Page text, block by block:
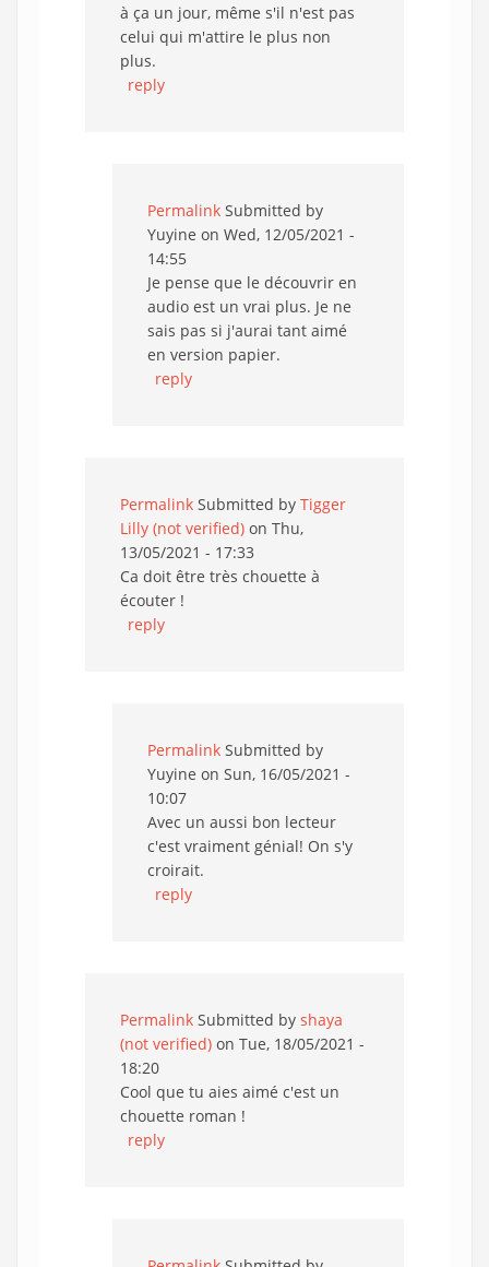
à ça un jour, même s'il n'est pas
celui qui m'attire le plus non
plus.
reply
Permalink Submitted by
Yuyine on Wed, 12/05/2021 -
14:55
Je pense que le découvrir en
audio est un vrai plus. Je ne
sais pas si j'aurai tant aimé
en version papier.
reply
Permalink Submitted by Tigger
Lilly (not verified) on Thu,
13/05/2021 - 17:33
Ca doit être très chouette à
écouter !
reply
Permalink Submitted by
Yuyine on Sun, 16/05/2021 -
10:07
Avec un aussi bon lecteur
c'est vraiment génial! On s'y
croirait.
reply
Permalink Submitted by shaya
(not verified) on Tue, 18/05/2021 -
18:20
Cool que tu aies aimé c'est un
chouette roman !
reply